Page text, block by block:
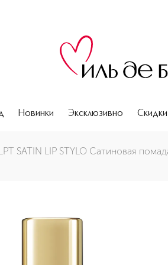
Новинки Эксклюзивно Скидки
SATIN LIP STYLO Сатиновая